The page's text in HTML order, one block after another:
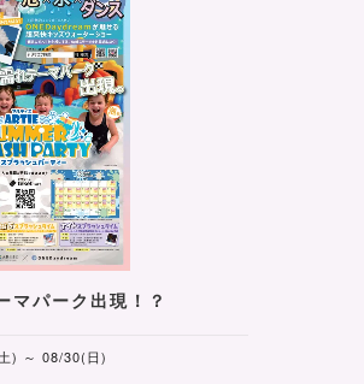
マパーク出現！？
) ～ 08/30(日)